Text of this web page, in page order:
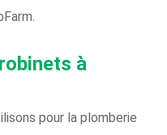
à
pour la plomberie